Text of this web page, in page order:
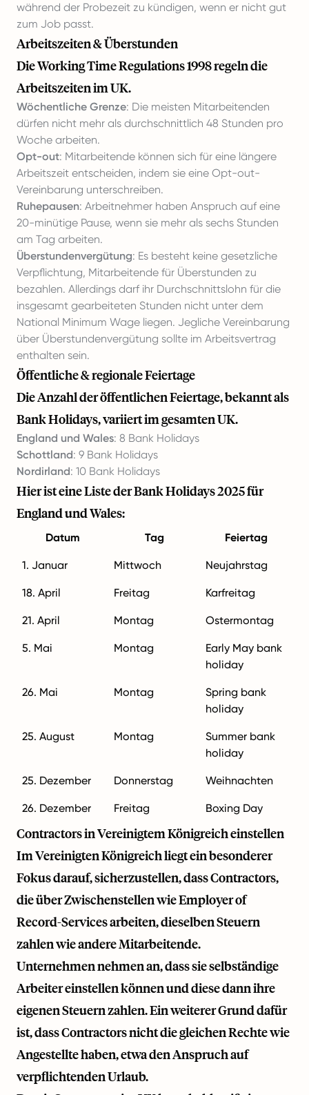
während der Probezeit zu kündigen, wenn er nicht gut
zum Job passt.
Arbeitszeiten & Überstunden
Die Working Time Regulations 1998 regeln die
Arbeitszeiten im UK.
Wöchentliche Grenze: Die meisten Mitarbeitenden
dürfen nicht mehr als durchschnittlich 48 Stunden pro
Woche arbeiten.
Opt-out: Mitarbeitende können sich für eine längere
Arbeitszeit entscheiden, indem sie eine Opt-out-
Vereinbarung unterschreiben.
Ruhepausen: Arbeitnehmer haben Anspruch auf eine
20-minütige Pause, wenn sie mehr als sechs Stunden
am Tag arbeiten.
Überstundenvergütung: Es besteht keine gesetzliche
Verpflichtung, Mitarbeitende für Überstunden zu
bezahlen. Allerdings darf ihr Durchschnittslohn für die
insgesamt gearbeiteten Stunden nicht unter dem
National Minimum Wage liegen. Jegliche Vereinbarung
über Überstundenvergütung sollte im Arbeitsvertrag
enthalten sein.
Öffentliche & regionale Feiertage
Die Anzahl der öffentlichen Feiertage, bekannt als
Bank Holidays, variiert im gesamten UK.
England und Wales: 8 Bank Holidays
Schottland: 9 Bank Holidays
Nordirland: 10 Bank Holidays
Hier ist eine Liste der Bank Holidays 2025 für
England und Wales:
Datum Tag Feiertag
1. Januar Mittwoch Neujahrstag
18. April Freitag Karfreitag
21. April Montag Ostermontag
5. Mai Montag
Early May bank
holiday
26. Mai Montag
Spring bank
holiday
25. August Montag
Summer bank
holiday
25. Dezember Donnerstag Weihnachten
26. Dezember Freitag Boxing Day
Contractors in Vereinigtem Königreich einstellen
Im Vereinigten Königreich liegt ein besonderer
Fokus darauf, sicherzustellen, dass Contractors,
die über Zwischenstellen wie Employer of
Record-Services arbeiten, dieselben Steuern
zahlen wie andere Mitarbeitende.
Unternehmen nehmen an, dass sie selbständige
Arbeiter einstellen können und diese dann ihre
eigenen Steuern zahlen. Ein weiterer Grund dafür
ist, dass Contractors nicht die gleichen Rechte wie
Angestellte haben, etwa den Anspruch auf
verpflichtenden Urlaub.